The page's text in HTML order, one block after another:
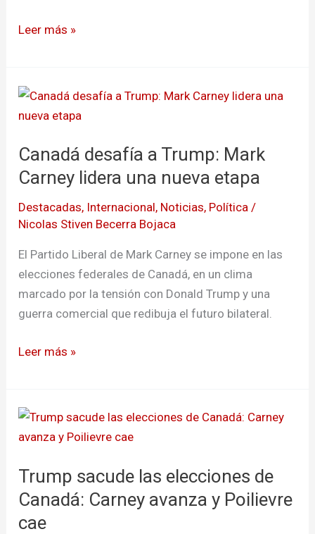
Leer más »
Canadá desafía a Trump: Mark
Carney lidera una nueva etapa
Destacadas, Internacional, Noticias, Política /
Nicolas Stiven Becerra Bojaca
El Partido Liberal de Mark Carney se impone en las
elecciones federales de Canadá, en un clima
marcado por la tensión con Donald Trump y una
guerra comercial que redibuja el futuro bilateral.
Canadá
desafía
Trump:
Mark
lidera
una
nueva
etapa
Leer más »
Trump sacude las elecciones de
Canadá: Carney avanza y Poilievre
cae
Trump
sacude
elecciones
de